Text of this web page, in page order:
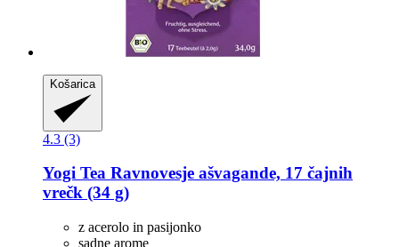
Košarica
4.3 (3)
Yogi Tea Ravnovesje ašvagande, 17 čajnih
vrečk (34 g)
z acerolo in pasijonko
sadne arome